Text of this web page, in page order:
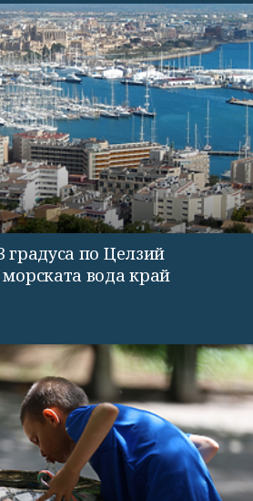
градуса по Целзий
вода край